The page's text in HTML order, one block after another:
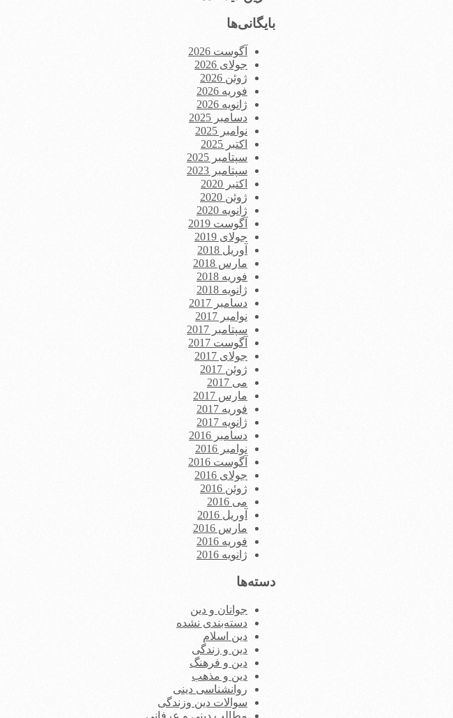
بایگانی‌ها
آگوست 2026
جولای 2026
ژوئن 2026
فوریه 2026
ژانویه 2026
دسامبر 2025
نوامبر 2025
اکتبر 2025
سپتامبر 2025
سپتامبر 2023
اکتبر 2020
ژوئن 2020
ژانویه 2020
آگوست 2019
جولای 2019
آوریل 2018
مارس 2018
فوریه 2018
ژانویه 2018
دسامبر 2017
نوامبر 2017
سپتامبر 2017
آگوست 2017
جولای 2017
ژوئن 2017
می 2017
مارس 2017
فوریه 2017
ژانویه 2017
دسامبر 2016
نوامبر 2016
آگوست 2016
جولای 2016
ژوئن 2016
می 2016
آوریل 2016
مارس 2016
فوریه 2016
ژانویه 2016
دسته‌ها
جوانان و دین
دسته‌بندی نشده
دین اسلام
دین و زندگی
دین و فرهنگ
دین و مذهب
روانشناسی دینی
سوالات دین وزندگی
مطالب دینی و عرفانی